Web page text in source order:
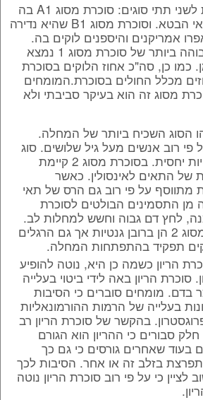
סוכרת מסוג 1 נחלקת לשני תתי סוגים: סוכרת מסוג A1 בה
יש נוגדנים למרכיבי תאי הבטא. וסוכרת מסוג B1 שהיא נדירה
אמריקנים והיספנים לוקים בה.
בישראל השכיחות הגבוהה ביותר של סוכרת מסוג 1 נמצא
כמו כן, סה"כ אחוז הלוקים בסוכרת
1 הוא כ-10 אחוזים מכלל החולים בסוכרת.המומחים
מסוג זה הוא בעיקר סביבתי ולא
הסוג השכיח ביותר של המחלה.
רוב אנשים מעל גיל שלושים. סוג
זה מתפתח באיטיות יחסית. בסוכרת מסוג 2 קיימת
התאים לאינסולין. כאשר
על פי רוב גם הרס של תאי
התסמינים הבולטים לסוכרת
השמנה, לחץ דם גבוה וחשש למחלות לב.
הסיבות לסוכרת מסוג 2 הן ברובן גנטיות אך גם הרגלים
תפקיד בהתפתחות המחלה.
הריון כשמה כן היא, נוטה להופיע
סוכרת הריון באה לידי ביטוי בעלייה
בדם. מומחים סוברים כי הסיבות
בעלייה של הרמות ההורמונאליות
בהקשר של סוכרת הריון רב
סבורים כי ההריון הוא הגורם
בעוד שאחרים גורסים כי גם כך
בזלב זה או אחר. הסיבות לכך
לציין כי על פי רוב סוכרת הריון נוטה